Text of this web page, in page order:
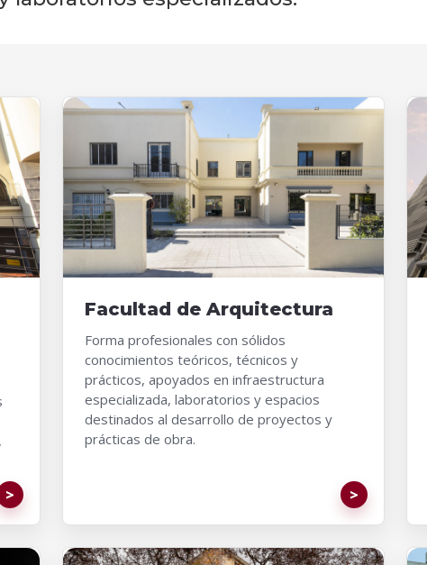
Facultad de Arquitectura
Forma profesionales con sólidos
conocimientos teóricos, técnicos y
prácticos, apoyados en infraestructura
especializada, laboratorios y espacios
destinados al desarrollo de proyectos y
prácticas de obra.